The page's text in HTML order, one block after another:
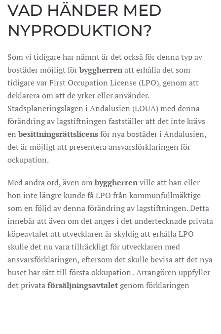
VAD HÄNDER MED
NYPRODUKTION?
Som vi tidigare har nämnt är det också för denna typ av
bostäder möjligt förbyggherrenatt erhålla det som
tidigare var First Occupation License (LPO), genom att
deklarera om att de yrker eller använder.
Stadsplaneringslagen i Andalusien (LOUA) med denna
förändring av lagstiftningen fastställer att det inte krävs
en besittningsrättslicensför nya bostäder i Andalusien,
det är möjligt att presentera ansvarsförklaringen för
ockupation.
Med andra ord, även ombyggherrenville att han eller
hon inte längre kunde få LPO från kommunfullmäktige
som en följd av denna förändring av lagstiftningen. Detta
innebär att även om det anges i det undertecknade privata
köpeavtalet att utvecklaren är skyldig att erhålla LPO
skulle det nu vara tillräckligt för utvecklaren med
ansvarsförklaringen, eftersom det skulle bevisa att det nya
huset har rätt till första okkupation . Arrangören uppfyller
det privataförsäljningsavtaletgenom förklaringen